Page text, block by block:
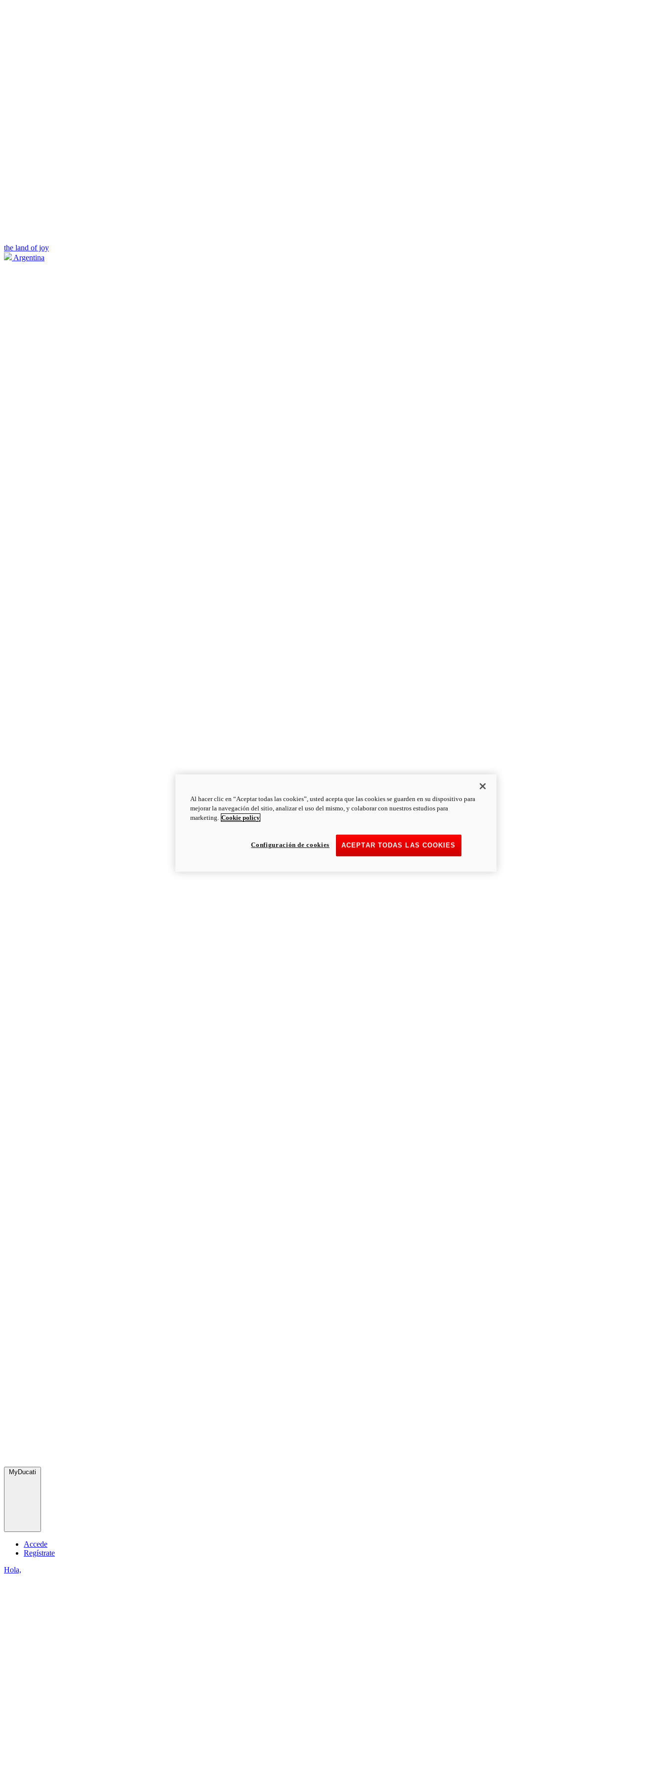
the land of joy
Argentina
MyDucati
Accede
Regístrate
Hola,
Al hacer clic en “Aceptar todas las cookies”, usted acepta que las cookies se guarden en su dispositivo para
mejorar la navegación del sitio, analizar el uso del mismo, y colaborar con nuestros estudios para
marketing. Cookie policy
ACEPTAR TODAS LAS COOKIES
Configuración de cookies